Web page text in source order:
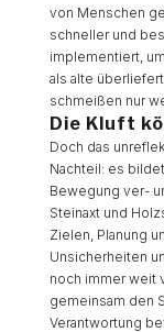
von Menschen
schneller und
implementiert,
als alte
schmeißen nur
Die Kluft
Doch das
Nachteil: es
Bewegung ver-
Steinaxt und
Zielen, Planung
Unsicherheiten
noch immer weit
gemeinsam den
Verantwortung